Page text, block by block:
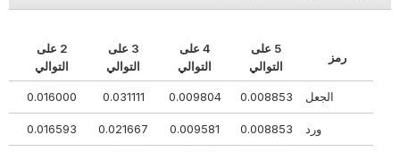
رمز
5 على
التوالي
4 على
التوالي
3 على
التوالي
2 على
التوالي
الجعل 0.008853
0.009804
0.031111
0.016000
ورد 0.008853
0.009581
0.021667
0.016593